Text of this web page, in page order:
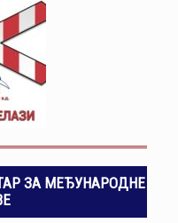
ЗА МЕЂУНАРОДНЕ